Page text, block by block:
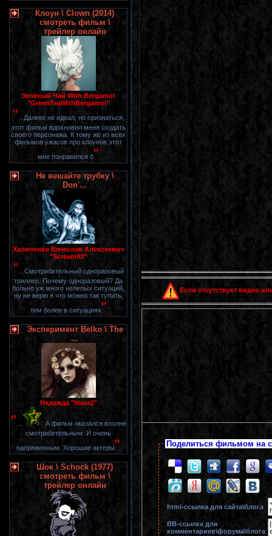
Клоун \ Clown (2014)
смотреть фильм \
трейлер онлайн
Зелёный Чай With Bergamot
"GreenTeaWithBergamot"
" ...Далеко не идеал, но признаться,
этот фильм вдохновил меня создать
своего персонажа. К тому же из всех
фильмов ужасов про клоунов этот
мне понравился б"
Не вешайте трубку \
Don'...
Халипенко Вячеслав Алексеевич
"Scream93"
" ...Смотрибительный одноразовый
триллер. Почему одноразовый? Да
больно уж много нелепых ситуаций,
ну не верю я что можно так тупить,
тем более в ситуациях"
Эксперимент Belko \ The
...
Надежда "litota2"
"
А фильм оказался вполне
смотрибетельным. И очень
напряженным. Хорошие актеры"
Шок \ Schock (1977)
смотреть фильм \
трейлер онлайн
Если отсутствует видео
Поделиться фильмом на
html-cсылка для сайта\блога
BB-cсылка для
комментариев\форума\блога